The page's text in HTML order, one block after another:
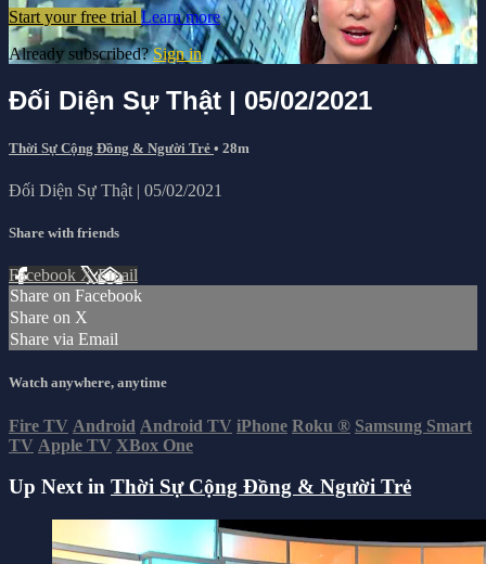
Start your free trial Learn more
Already subscribed?Sign in
Đối Diện Sự Thật | 05/02/2021
Thời Sự Cộng Đồng & Người Trẻ • 28m
Đối Diện Sự Thật | 05/02/2021
Share with friends
Facebook XEmail
Share on Facebook
Share on X
Share via Email
Watch anywhere, anytime
Fire TV Android Android TV iPhone Roku ® Samsung Smart
TV Apple TV XBox One
Up Next in Thời Sự Cộng Đồng & Người Trẻ